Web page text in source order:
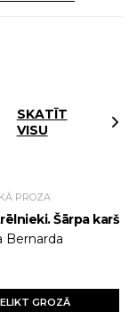
SKATĪT
VISU
PROZA
Šārpa karš
Bernarda
GROZĀ